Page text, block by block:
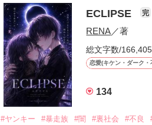
モテる人を好きになるのが怖かった。
だから私は、中学時代に大好きだった
もう会うことはないと思っていたのに
高校生になって再会した彼は、隣の学
他の女の子には冷たいのに
ECLIPSE 完
RENA／著
総文字数/166,405
恋愛(キケン・ダーク・
134
#ヤンキー #暴走族 #闇 #裏社会 #不良